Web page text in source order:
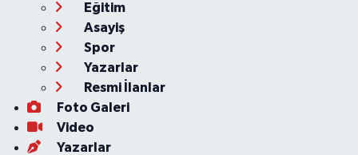
Eğitim
Asayiş
Spor
Yazarlar
Resmi İlanlar
Foto Galeri
Video
Yazarlar